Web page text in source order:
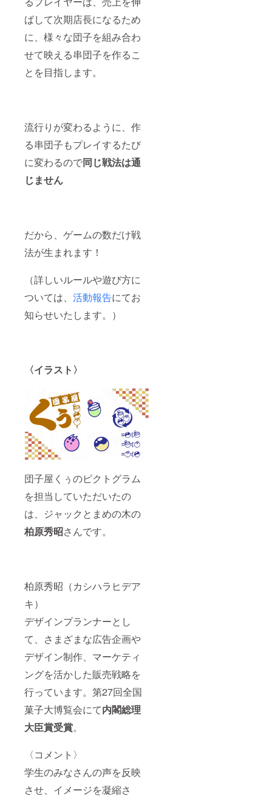
ばして次期店長になるため
に、様々な団子を組み合わ
せて映える串団子を作るこ
とを目指します。
流行りが変わるように、作
る串団子もプレイするたび
に変わるので同じ戦法は通
じません
だから、ゲームの数だけ戦
法が生まれます！
（詳しいルールや遊び方に
ついては、 活動報告にてお
知らせいたします。）
〈イラスト〉
団子屋くぅのピクトグラム
を担当していただいたの
は、ジャックとまめの木の
柏原秀昭さんです。
柏原秀昭（カシハラヒデア
キ）
デザインプランナーとし
て、さまざまな広告企画や
デザイン制作、マーケティ
ングを活かした販売戦略を
行っています。第27回全国
菓子大博覧会にて内閣総理
大臣賞受賞。
〈コメント〉
学生のみなさんの声を反映
させ、イメージを凝縮さ